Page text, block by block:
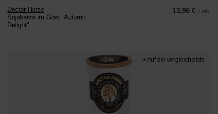
Doctor Horse
Sojakerze im Glas "Autumn
Delight"
13,96 € / stk.
+ Auf die vergleichsliste